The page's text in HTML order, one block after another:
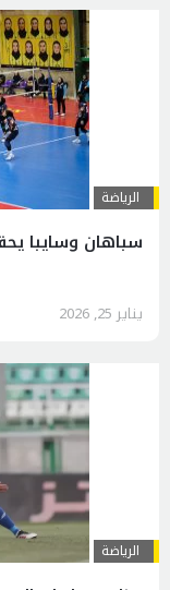
الرياضة
سباهان وسايبا
يناير 25, 2026
الرياضة